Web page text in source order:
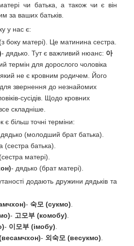
чи батька, а також чи є він
за ваших батьків.
у нас є:
(з боку матері). Це матинина сестра.
- дядько. Тут є важливий нюанс: 아
термін для дорослого чоловіка
який не є кровним родичем. Його
звернення до незнайомих
сусідів. Щодо кровних
складніше.
є більш точні терміни:
(молодший брат батька).
(сестра батька).
матері).
- дядько (брат матері).
додають дружини дядьків та
- 숙모 (сукмо)
- 고모부 (комобу)
- 이모부 (імобу)
- 외숙모 (весукмо)